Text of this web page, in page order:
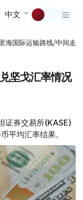
中文
海国际运输路线/中间走廊
坚戈汇率情况
证券交易所(KASE)
平均汇率结果。